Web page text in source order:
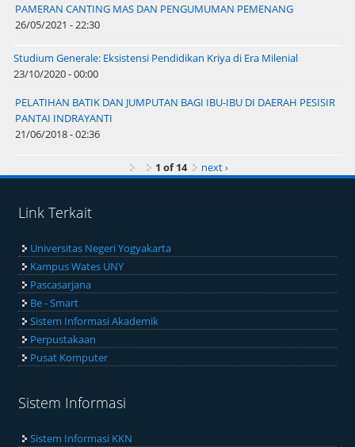
PAMERAN CANTING MAS DAN PENGUMUMAN PEMENANG
26/05/2021 - 22:30
Studium Generale: Eksistensi Pendidikan Kriya di Era Milenial
23/10/2020 - 00:00
PELATIHAN BATIK DAN JUMPUTAN BAGI IBU-IBU DI DAERAH PESISIR
PANTAI INDRAYANTI
21/06/2018 - 02:36
1 of 14 next ›
Link Terkait
Universitas Negeri Yogyakarta
Kampus Wates UNY
Pascasarjana
Be - Smart
Sistem Informasi Akademik
Perpustakaan
Pusat Komputer
Sistem Informasi
Sistem Informasi KKN